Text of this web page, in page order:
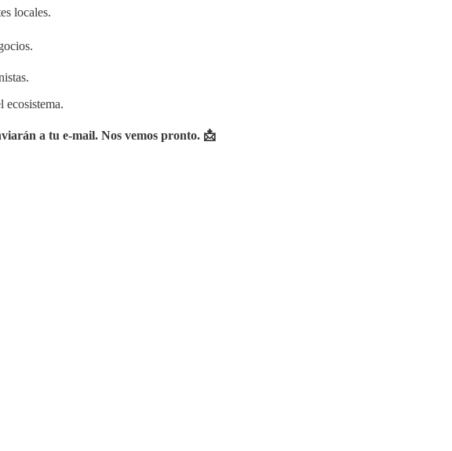
locales.
ecosistema.
a tu e-mail. Nos vemos pronto. 📩